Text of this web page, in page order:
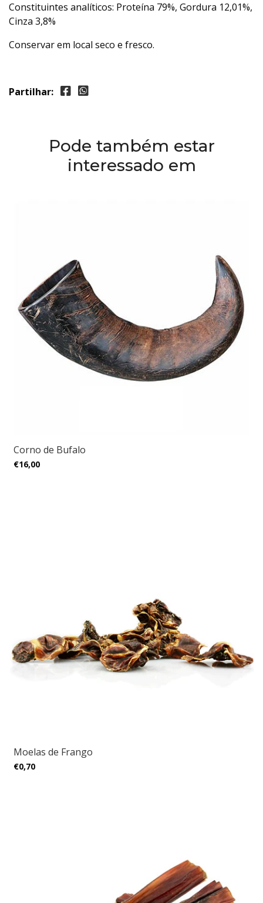
Constituintes analíticos: Proteína 79%, Gordura 12,01%,
Cinza 3,8%
Conservar em local seco e fresco.
Partilhar:
Pode também estar
interessado em
Corno de Bufalo
€16,00
Moelas de Frango
€0,70